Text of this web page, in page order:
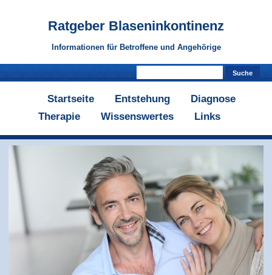
Ratgeber Blaseninkontinenz
Informationen für Betroffene und Angehörige
Startseite Entstehung
Diagnose
Therapie
Wissenswertes Links